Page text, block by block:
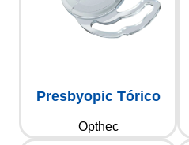
Presbyopic Tórico
Opthec